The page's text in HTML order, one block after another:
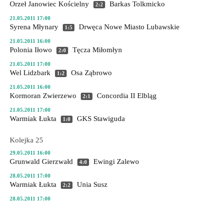
Orzeł Janowiec Kościelny 2:2 Barkas Tolkmicko
21.05.2011 17:00
Syrena Młynary 1:5 Drwęca Nowe Miasto Lubawskie
21.05.2011 16:00
Polonia Iłowo 2:0 Tęcza Miłomłyn
21.05.2011 17:00
Wel Lidzbark 1:2 Osa Ząbrowo
21.05.2011 16:00
Kormoran Zwierzewo 2:1 Concordia II Elbląg
21.05.2011 17:00
Warmiak Łukta 1:0 GKS Stawiguda
Kolejka 25
29.05.2011 16:00
Grunwald Gierzwałd 4:0 Ewingi Zalewo
28.05.2011 17:00
Warmiak Łukta 2:2 Unia Susz
28.05.2011 17:00